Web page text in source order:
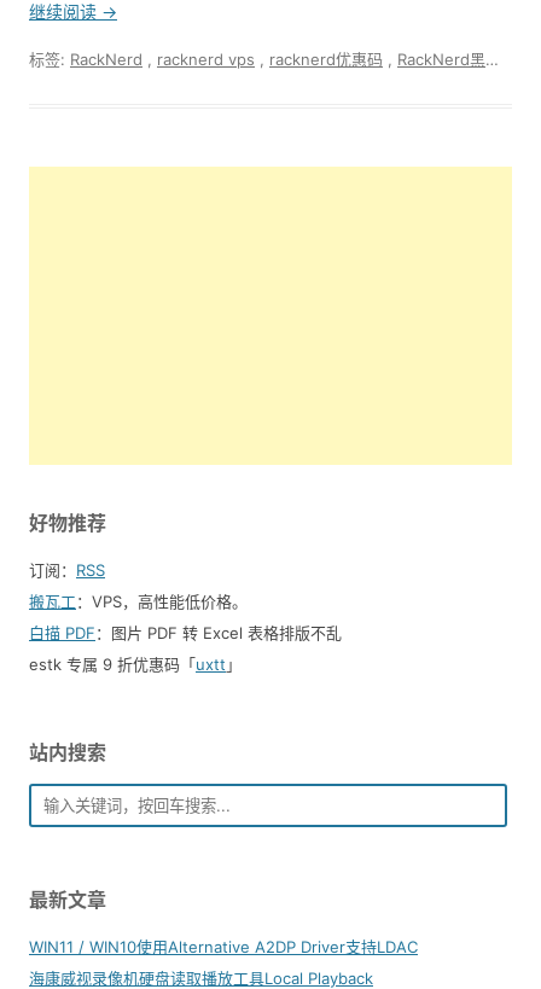
继续阅读 →
标签: RackNerd racknerd vps racknerd优惠码 RackNerd黑五促销
好物推荐
订阅： RSS
搬瓦工：VPS，高性能低价格。️
白描 PDF：图片 PDF 转 Excel 表格排版不乱
estk 专属 9 折优惠码「uxtt 」
站内搜索
最新文章
WIN11 / WIN10使用Alternative A2DP Driver支持LDAC
海康威视录像机硬盘读取播放工具Local Playback